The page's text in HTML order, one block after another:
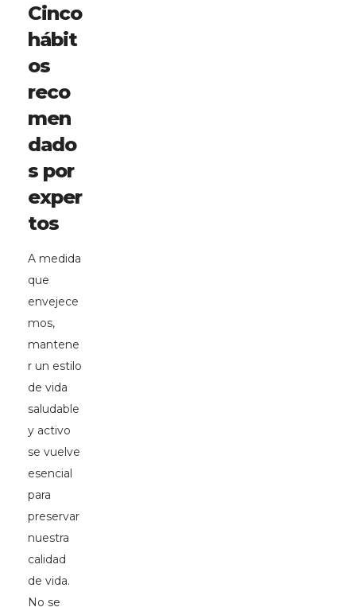
Cinco
hábit
os
reco
men
dado
s por
exper
tos
A medida
que
envejece
mos,
mantene
r un estilo
de vida
saludable
y activo
se vuelve
esencial
para
preservar
nuestra
calidad
de vida.
No se